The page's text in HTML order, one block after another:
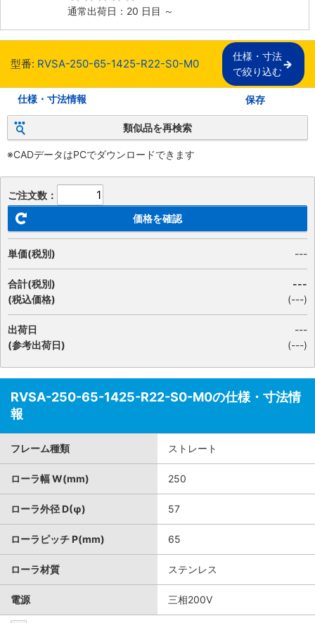
通常出荷日：20 日目 ～
型番: RVSA-250-65-1425-R22-S0-M0
仕様・寸法
で絞り込む
仕様・寸法情報 保存
類似品を再検索
※CADデータはPCでダウンロードできます
ご注文数：
価格を確認
単価(税別) ---
合計(税別)
(税込価格)
---
(---)
出荷日
(参考出荷日)
---
(---)
RVSA-250-65-1425-R22-S0-M0の仕様・寸法情
報
フレーム種類 ストレート
ローラ幅 W(mm) 250
ローラ外径 D(φ) 57
ローラピッチ P(mm) 65
ローラ材質 ステンレス
電源 三相200V